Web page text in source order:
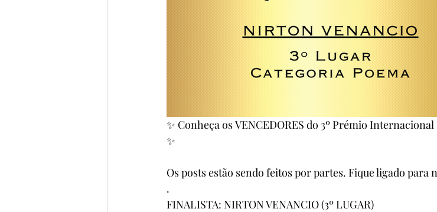
✨ Conheça os VENCEDORES do 3º Prémio
✨
Os posts estão sendo feitos por partes. Fique ligado para
.
FINALISTA: NIRTON VENANCIO (3º LUGAR)